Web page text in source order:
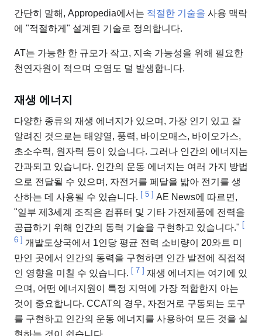
간단히 말해, Appropedia에서는 적절한 기술을 사용 맥락
에 "적절하게" 설계된 기술로 정의합니다.
AT는 가능한 한 규모가 작고, 지속 가능성을 위해 필요한
천연자원이 적으며 오염도 덜 발생합니다.
재생 에너지
다양한 종류의 재생 에너지가 있으며, 가장 인기 있고 잘
알려진 것으로는 태양열, 풍력, 바이오매스, 바이오가스,
초소수력, 원자력 등이 있습니다. 그러나 인간의 에너지는
간과되고 있습니다. 인간의 운동 에너지는 여러 가지 방법
으로 전달될 수 있으며, 자전거를 페달을 밟아 전기를 생
산하는 데 사용될 수 있습니다. [ 5 ] AE News에 따르면,
"일부 제3세계 조직은 컴퓨터 및 기타 가전제품에 전력을
공급하기 위해 인간의 동력 기술을 구현하고 있습니다." [
6 ] 개발도상국에서 1인당 평균 전력 소비량이 20와트 미
만인 곳에서 인간의 동력을 구현하면 인간 발전에 직접적
인 영향을 미칠 수 있습니다. [ 7 ] 재생 에너지는 여기에 있
으며, 어떤 에너지원이 특정 지역에 가장 적합한지 아는
것이 중요합니다. CCAT의 경우, 자전거로 구동되는 도구
를 구현하고 인간의 운동 에너지를 사용하여 모든 것을 실
현하는 것이 쉽습니다.